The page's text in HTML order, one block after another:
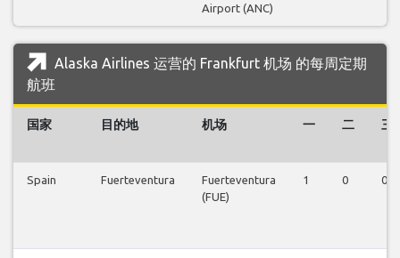
Airport (ANC)
Alaska Airlines 运营的 Frankfurt 机场 的每周定期
航班
国家 目的地 机场 一 二 三
Spain Fuerteventura
Fuerteventura
(FUE)
1 0 0